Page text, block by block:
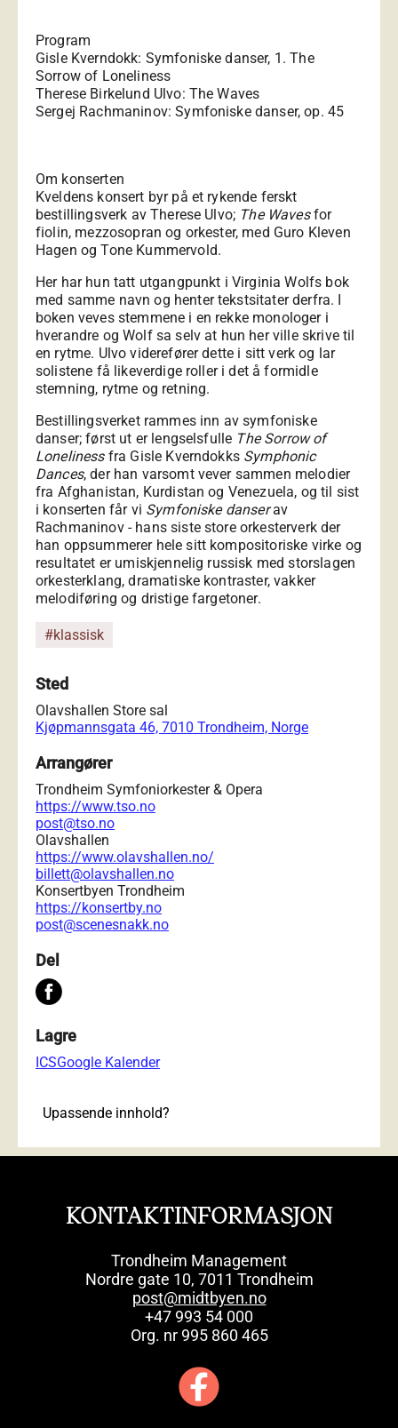
Program
Gisle Kverndokk: Symfoniske danser, 1. The
Sorrow of Loneliness
Therese Birkelund Ulvo: The Waves
Sergej Rachmaninov: Symfoniske danser, op. 45
Om konserten
Kveldens konsert byr på et rykende ferskt
bestillingsverk av Therese Ulvo; The Wavesfor
fiolin, mezzosopran og orkester, med Guro Kleven
Hagen og Tone Kummervold.
Her har hun tatt utgangpunkt i Virginia Wolfs bok
med samme navn og henter tekstsitater derfra. I
boken veves stemmene i en rekke monologer i
hverandre og Wolf sa selv at hun her ville skrive til
en rytme. Ulvo viderefører dette i sitt verk og lar
solistene få likeverdige roller i det å formidle
stemning, rytme og retning.
Bestillingsverket rammes inn av symfoniske
danser; først ut er lengselsfulle The Sorrow of
Loneliness fra Gisle Kverndokks Symphonic
Dances, der han varsomt vever sammen melodier
fra Afghanistan, Kurdistan og Venezuela, og til sist
i konserten får vi Symfoniske danserav
Rachmaninov - hans siste store orkesterverk der
han oppsummerer hele sitt kompositoriske virke og
resultatet er umiskjennelig russisk med storslagen
orkesterklang, dramatiske kontraster, vakker
melodiføring og dristige fargetoner.
#klassisk
Sted
Olavshallen Store sal
Kjøpmannsgata 46, 7010 Trondheim, Norge
Arrangører
Trondheim Symfoniorkester & Opera
https://www.tso.no
post@tso.no
Olavshallen
https://www.olavshallen.no/
billett@olavshallen.no
Konsertbyen Trondheim
https://konsertby.no
post@scenesnakk.no
Del
Lagre
ICSGoogle Kalender
Upassende innhold?
KONTAKTINFORMASJON
Trondheim Management
Nordre gate 10, 7011 Trondheim
post@midtbyen.no
+47 993 54 000
Org. nr 995 860 465